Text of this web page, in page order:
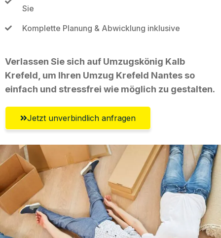
Sie
Komplette Planung & Abwicklung inklusive
Verlassen Sie sich auf Umzugskönig Kalb
Krefeld, um Ihren Umzug Krefeld Nantes so
einfach und stressfrei wie möglich zu gestalten.
Jetzt unverbindlich anfragen